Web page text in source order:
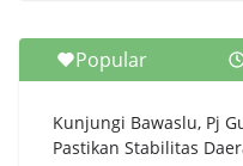
Popular
Kunjungi Bawaslu, Pj
Pastikan Stabilitas